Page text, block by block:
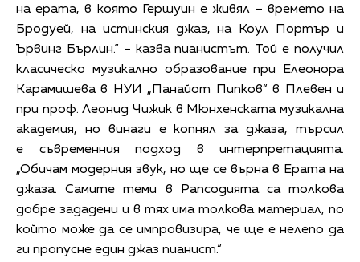
на ерата, в която Гершуин е живял – времето на
Бродуей, на истинския джаз, на Коул Портър и
Ървинг Бърлин.“ – казва пианистът. Той е получил
класическо музикално образование при Елеонора
Карамишева в НУИ „Панайот Пипков“ в Плевен и
при проф. Леонид Чижик в Мюнхенската музикална
академия, но винаги е копнял за джаза, търсил
е съвременния подход в интерпретацията.
„Обичам модерния звук, но ще се върна в Ерата на
джаза. Самите теми в Рапсодията са толкова
добре зададени и в тях има толкова материал, по
който може да се импровизира, че ще е нелепо да
ги пропусне един джаз пианист.“